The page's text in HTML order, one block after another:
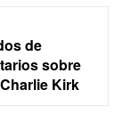
de
sobre
Kirk